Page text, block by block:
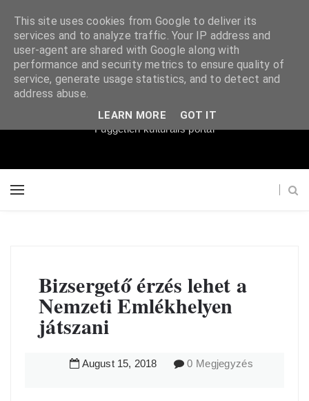
Súgópéldány
Független kulturális portál
Bizsergető érzés lehet a
Nemzeti Emlékhelyen
játszani
August 15, 2018 0 Megjegyzés
This site uses cookies from Google to deliver its
services and to analyze traffic. Your IP address and
user-agent are shared with Google along with
performance and security metrics to ensure quality of
service, generate usage statistics, and to detect and
address abuse.
LEARN MORE GOT IT